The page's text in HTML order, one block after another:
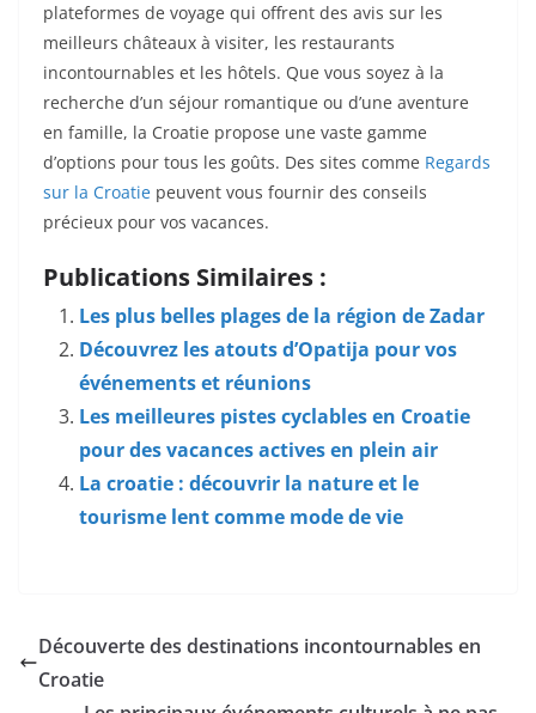
plateformes de voyage qui offrent des avis sur les
meilleurs châteaux à visiter, les restaurants
incontournables et les hôtels. Que vous soyez à la
recherche d’un séjour romantique ou d’une aventure
en famille, la Croatie propose une vaste gamme
d’options pour tous les goûts. Des sites comme Regards
sur la Croatie peuvent vous fournir des conseils
précieux pour vos vacances.
Publications Similaires :
Les plus belles plages de la région de Zadar
Découvrez les atouts d’Opatija pour vos
événements et réunions
Les meilleures pistes cyclables en Croatie
pour des vacances actives en plein air
La croatie : découvrir la nature et le
tourisme lent comme mode de vie
Découverte des destinations incontournables en
Croatie